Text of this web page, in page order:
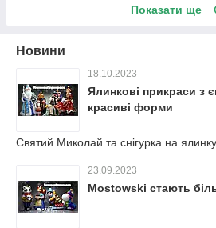
Показати ще
Новини
18.10.2023
Ялинкові прикраси з
красиві форми
Святий Миколай та снігурка на ялинку
23.09.2023
Mostowski стають